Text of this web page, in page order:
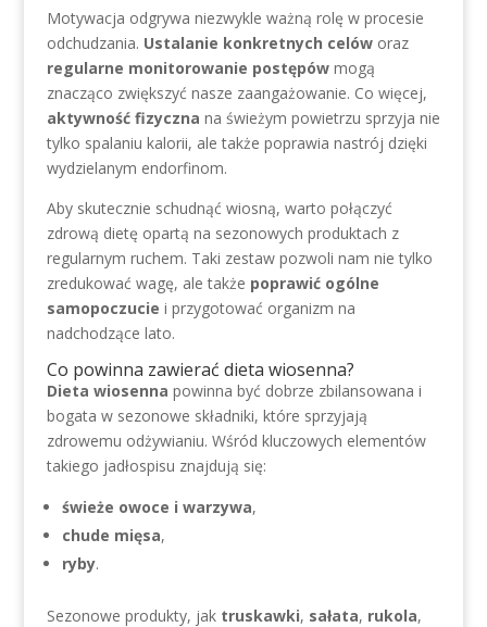
Motywacja odgrywa niezwykle ważną rolę w procesie
odchudzania. Ustalanie konkretnych celóworaz
regularne monitorowanie postępówmogą
znacząco zwiększyć nasze zaangażowanie. Co więcej,
aktywność fizyczna na świeżym powietrzu sprzyja nie
tylko spalaniu kalorii, ale także poprawia nastrój dzięki
wydzielanym endorfinom.
Aby skutecznie schudnąć wiosną, warto połączyć
zdrową dietę opartą na sezonowych produktach z
regularnym ruchem. Taki zestaw pozwoli nam nie tylko
zredukować wagę, ale także poprawić ogólne
samopoczucie i przygotować organizm na
nadchodzące lato.
Co powinna zawierać dieta wiosenna?
Dieta wiosenna powinna być dobrze zbilansowana i
bogata w sezonowe składniki, które sprzyjają
zdrowemu odżywianiu. Wśród kluczowych elementów
takiego jadłospisu znajdują się:
świeże owoce i warzywa,
chude mięsa,
ryby.
Sezonowe produkty, jak truskawki, sałata, rukola,